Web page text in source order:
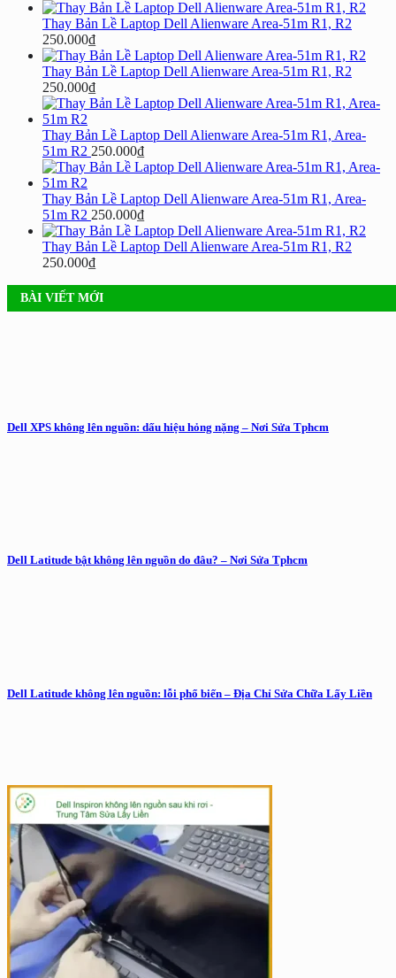
Thay Bản Lề Laptop Dell Alienware Area-51m R1, R2
250.000₫
Thay Bản Lề Laptop Dell Alienware Area-51m R1, R2
250.000₫
Thay Bản Lề Laptop Dell Alienware Area-51m R1, Area-
51m R2 250.000₫
Thay Bản Lề Laptop Dell Alienware Area-51m R1, Area-
51m R2 250.000₫
Thay Bản Lề Laptop Dell Alienware Area-51m R1, R2
250.000₫
BÀI VIẾT MỚI
Dell XPS không lên nguồn: dấu hiệu hỏng nặng – Nơi Sửa Tphcm
Dell Latitude bật không lên nguồn do đâu? – Nơi Sửa Tphcm
Dell Latitude không lên nguồn: lỗi phổ biến – Địa Chỉ Sửa Chữa Lấy Liền